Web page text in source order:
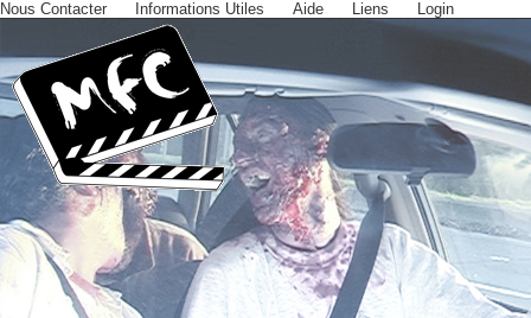
Nous Contacter Informations Utiles Aide Liens Login